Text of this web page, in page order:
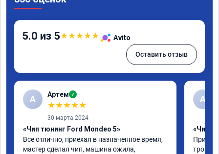
5.0 из 5★★★★★ Avito
Оставить отзыв
А Артем ✓
★★★★★
30 марта 2024
«Чип тюнинг Ford Mondeo 5»
Все отлично, приехал в назначенное время,
мастер сделал чип, машина ожила,
А
«Чип
троила